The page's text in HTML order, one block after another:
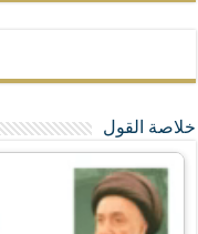
خلاصة القول